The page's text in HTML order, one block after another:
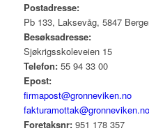
Postadresse:
Pb 133, Laksevåg, 5847
Besøksadresse:
Sjøkrigsskoleveien 15
Telefon:55 94 33 00
Epost:
firmapost@gronneviken.no
fakturamottak@gronneviken.no
Foretaksnr:951 178 357